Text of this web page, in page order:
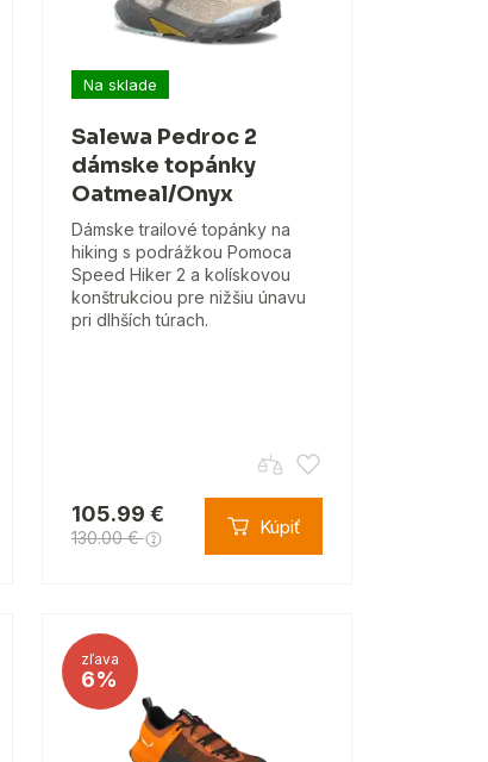
Na sklade
Salewa Pedroc 2
dámske topánky
Oatmeal/Onyx
Dámske trailové topánky na
hiking s podrážkou Pomoca
Speed Hiker 2 a kolískovou
konštrukciou pre nižšiu únavu
pri dlhších túrach.
105.99 €
130.00 € Kúpiť
zľava
6%